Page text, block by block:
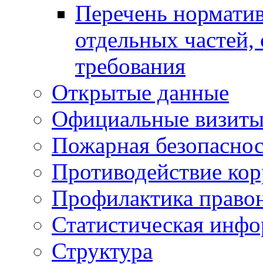
Перечень
отдельных
требования
Открытые данные
Официальные
Пожарная
Противодействие
Профилактика
Статистическая
Структура